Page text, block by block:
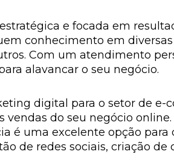
e focada em
conhecimento em
Com um atendimento
alavancar o seu negócio.
digital para o setor de e-
do seu negócio
é uma excelente opção
de redes sociais, criação